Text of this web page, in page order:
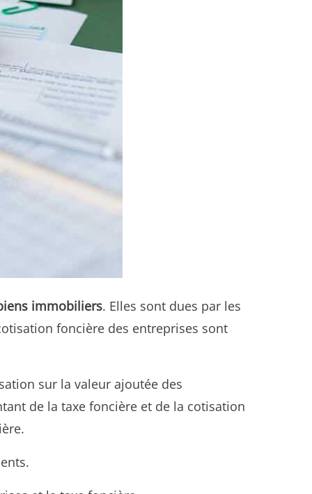
immobiliers. Elles sont dues par les
foncière des entreprises sont
sur la valeur ajoutée des
de la taxe foncière et de la cotisation